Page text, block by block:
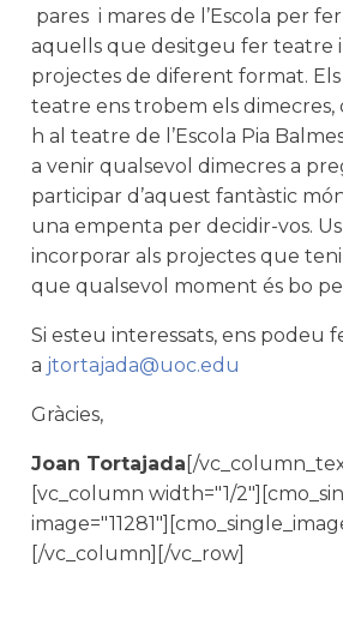
pares i mares de l’Escola per
aquells que desitgeu fer teatre
projectes de diferent format.
teatre ens trobem els dimecres,
h al teatre de l’Escola Pia
a venir qualsevol dimecres a
participar d’aquest fantàstic
una empenta per decidir-vos.
incorporar als projectes que
que qualsevol moment és bo
Si esteu interessats, ens podeu
a jtortajada@uoc.edu
Gràcies,
Joan Tortajada [/
[vc_column width="1/
[/vc_column][/vc_row]